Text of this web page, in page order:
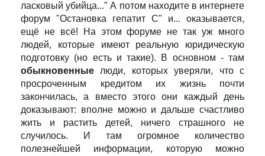
ласковый убийца..." А потом находите в интернете
форум "Остановка гепатит С" и... оказывается,
ещё не всё! На этом форуме не так уж много
людей, которые имеют реальную юридическую
подготовку (но есть и такие). В основном - там
обыкновенные люди, которых уверяли, что с
просроченным кредитом их жизнь почти
закончилась, а вместо этого они каждый день
доказывают: вполне можно и дальше счастливо
жить и растить детей, ничего страшного не
случилось. И там огромное количество
полезнейшей информации, которую можно